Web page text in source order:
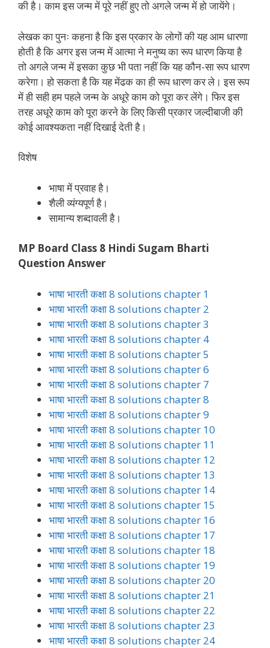
की है। काम इस जन्म में पूरे नहीं हुए तो अगले जन्म में हो जायेंगे।
लेखक का पुनः कहना है कि इस प्रकार के लोगों की यह आम धारणा
होती है कि अगर इस जन्म में आत्मा ने मनुष्य का रूप धारण किया है
तो अगले जन्म में इसका कुछ भी पता नहीं कि यह कौन-सा रूप धारण
करेगा। हो सकता है कि यह मेंढक का ही रूप धारण कर ले। इस रूप
में ही सही हम पहले जन्म के अधूरे काम को पूरा कर लेंगे। फिर इस
तरह अधूरे काम को पूरा करने के लिए किसी प्रकार जल्दीबाजी की
कोई आवश्यकता नहीं दिखाई देती है।
विशेष
भाषा में प्रवाह है।
शैली व्यंग्यपूर्ण है।
सामान्य शब्दावली है।
MP Board Class 8 Hindi Sugam Bharti
Question Answer
भाषा भारती कक्षा 8 solutions chapter 1
भाषा भारती कक्षा 8 solutions chapter 2
भाषा भारती कक्षा 8 solutions chapter 3
भाषा भारती कक्षा 8 solutions chapter 4
भाषा भारती कक्षा 8 solutions chapter 5
भाषा भारती कक्षा 8 solutions chapter 6
भाषा भारती कक्षा 8 solutions chapter 7
भाषा भारती कक्षा 8 solutions chapter 8
भाषा भारती कक्षा 8 solutions chapter 9
भाषा भारती कक्षा 8 solutions chapter 10
भाषा भारती कक्षा 8 solutions chapter 11
भाषा भारती कक्षा 8 solutions chapter 12
भाषा भारती कक्षा 8 solutions chapter 13
भाषा भारती कक्षा 8 solutions chapter 14
भाषा भारती कक्षा 8 solutions chapter 15
भाषा भारती कक्षा 8 solutions chapter 16
भाषा भारती कक्षा 8 solutions chapter 17
भाषा भारती कक्षा 8 solutions chapter 18
भाषा भारती कक्षा 8 solutions chapter 19
भाषा भारती कक्षा 8 solutions chapter 20
भाषा भारती कक्षा 8 solutions chapter 21
भाषा भारती कक्षा 8 solutions chapter 22
भाषा भारती कक्षा 8 solutions chapter 23
भाषा भारती कक्षा 8 solutions chapter 24